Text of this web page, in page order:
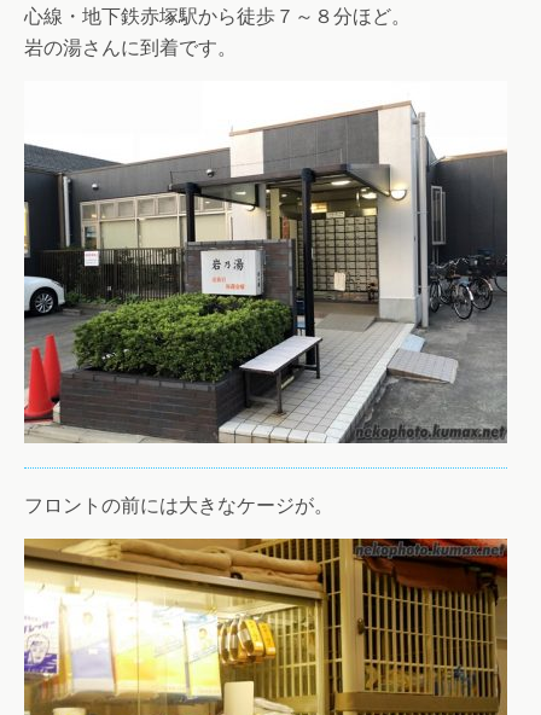
心線・地下鉄赤塚駅から徒歩７～８分ほど。
岩の湯さんに到着です。
フロントの前には大きなケージが。